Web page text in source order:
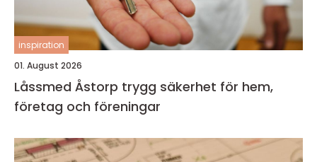
inspiration
01. August 2026
Låssmed Åstorp trygg säkerhet för hem,
företag och föreningar